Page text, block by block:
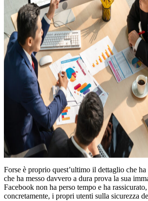
Forse è proprio quest’ultimo il dettaglio che
che ha messo davvero a dura prova la sua
Facebook non ha perso tempo e ha
concretamente, i propri utenti sulla sicurezza